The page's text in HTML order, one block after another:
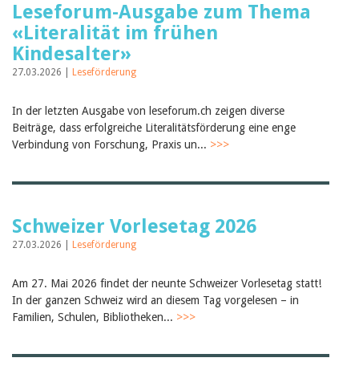
Leseforum-Ausgabe zum Thema
«Literalität im frühen
Kindesalter»
27.03.2026 | Leseförderung
In der letzten Ausgabe von leseforum.ch zeigen diverse
Beiträge, dass erfolgreiche Literalitätsförderung eine enge
Verbindung von Forschung, Praxis un... >>>
Schweizer Vorlesetag 2026
27.03.2026 | Leseförderung
Am 27. Mai 2026 findet der neunte Schweizer Vorlesetag statt!
In der ganzen Schweiz wird an diesem Tag vorgelesen – in
Familien, Schulen, Bibliotheken... >>>